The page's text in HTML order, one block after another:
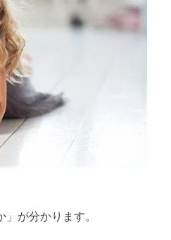
が分かります。